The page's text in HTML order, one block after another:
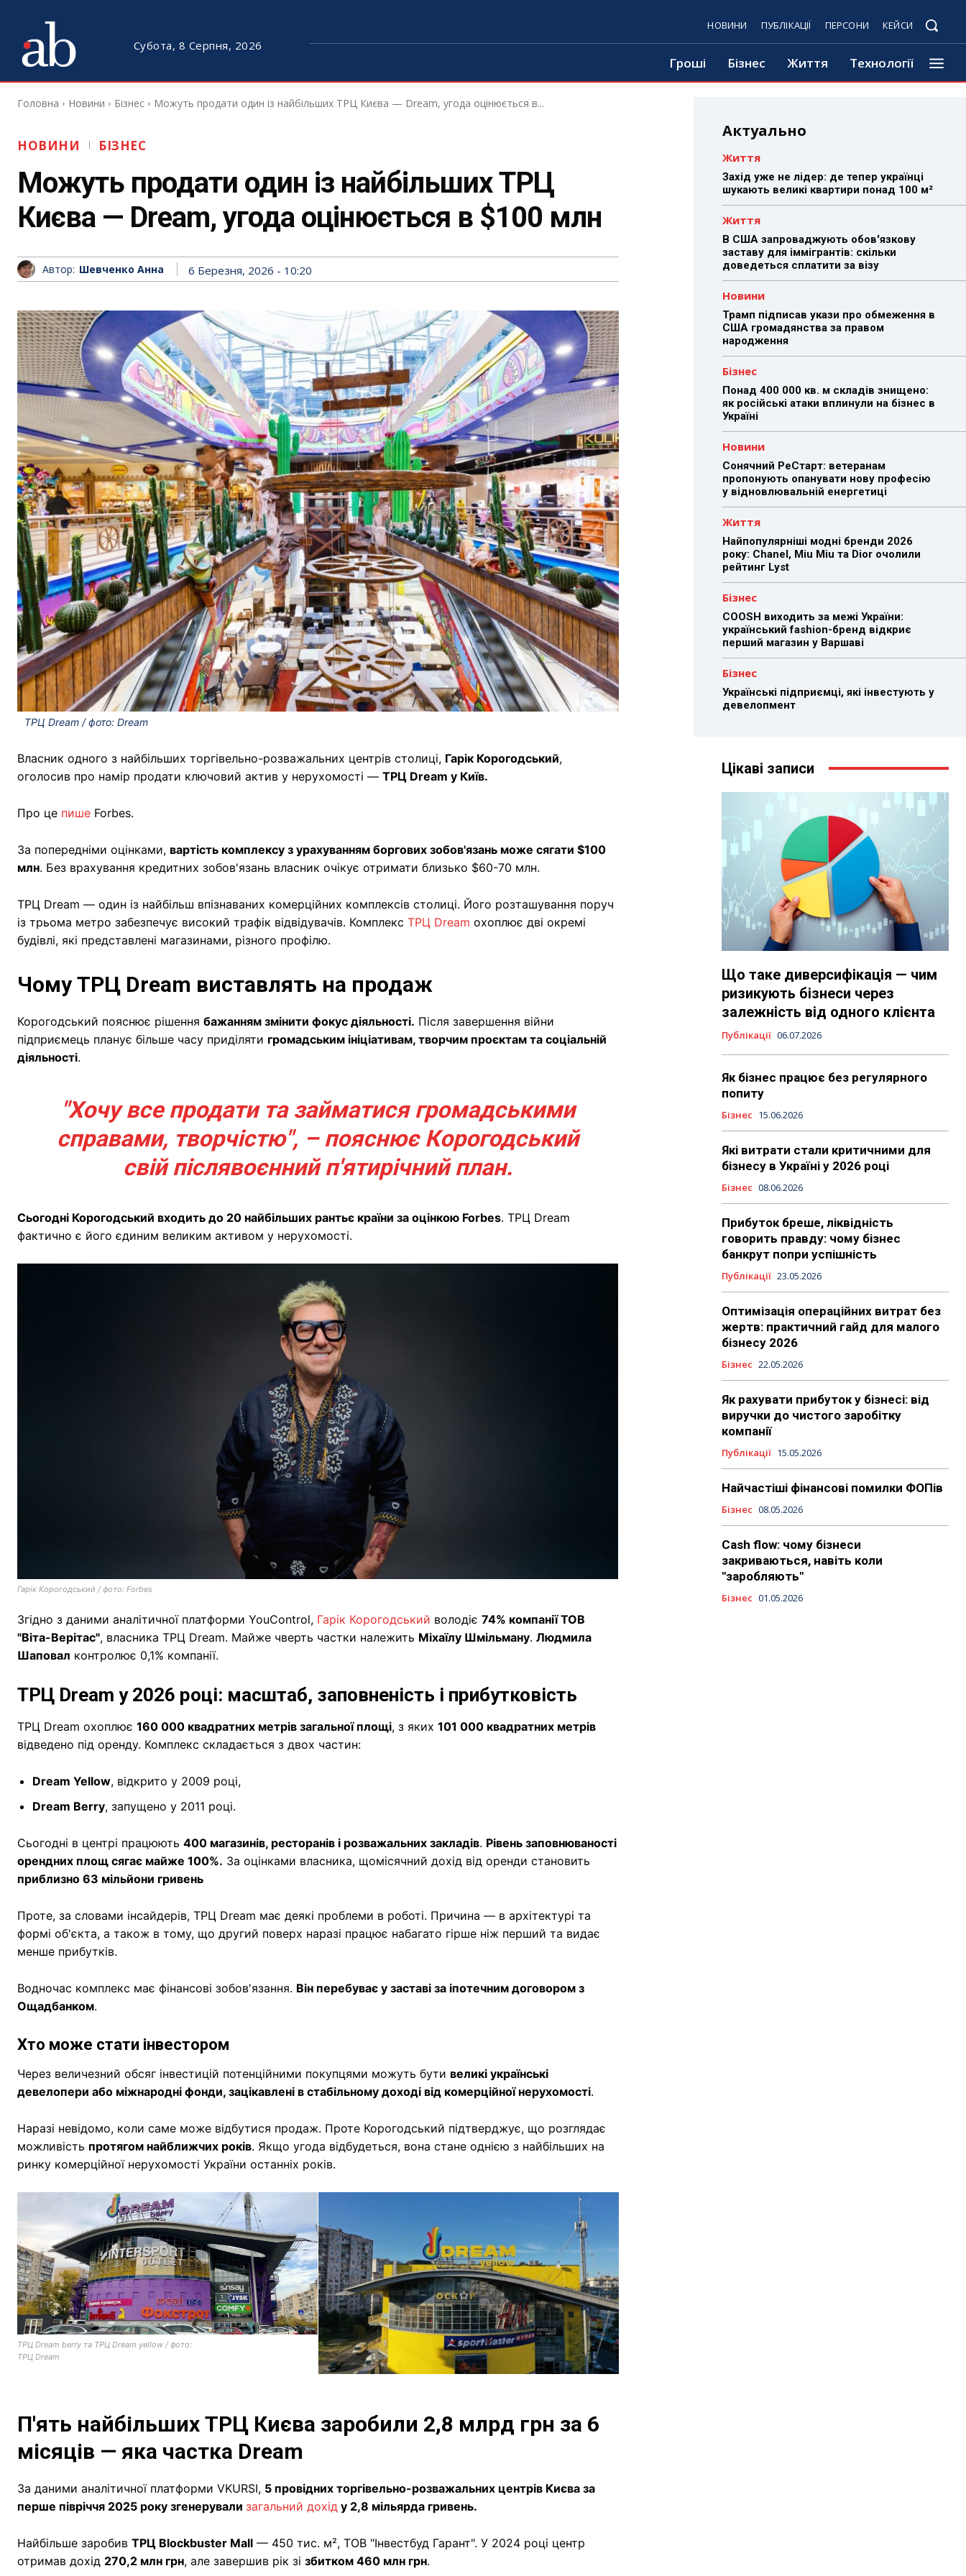
Субота, 8 Серпня, 2026
НОВИНИ ПУБЛІКАЦІЇ ПЕРСОНИ КЕЙСИ
Гроші Бізнес Життя Технології
Головна Новини Бізнес Можуть продати один із найбільших ТРЦ Києва — Dream, угода оцінюється в...
НОВИНИ БІЗНЕС
Можуть продати один із найбільших ТРЦ
Києва — Dream, угода оцінюється в $100 млн
Автор: Шевченко Анна 6 Березня, 2026 - 10:20
ТРЦ Dream / фото: Dream
Власник одного з найбільших торгівельно-розважальних центрів столиці, Гарік Корогодський,
оголосив про намір продати ключовий актив у нерухомості — ТРЦ Dream у Київ.
Про це пише Forbes.
За попередніми оцінками, вартість комплексу з урахуванням боргових зобов'язань може сягати $100
млн. Без врахування кредитних зобов'язань власник очікує отримати близько $60-70 млн.
ТРЦ Dream — один із найбільш впізнаваних комерційних комплексів столиці. Його розташування поруч
із трьома метро забезпечує високий трафік відвідувачів. Комплекс ТРЦ Dream охоплює дві окремі
будівлі, які представлені магазинами, різного профілю.
Чому ТРЦ Dream виставлять на продаж
Корогодський пояснює рішення бажанням змінити фокус діяльності. Після завершення війни
підприємець планує більше часу приділяти громадським ініціативам, творчим проєктам та соціальній
діяльності.
"Хочу все продати та займатися громадськими
справами, творчістю", – пояснює Корогодський
свій післявоєнний п'ятирічний план.
Сьогодні Корогодський входить до 20 найбільших рантьє країни за оцінкою Forbes. ТРЦ Dream
фактично є його єдиним великим активом у нерухомості.
Гарік Корогодський / фото: Forbes
Згідно з даними аналітичної платформи YouControl, Гарік Корогодський володіє 74% компанії ТОВ
"Віта-Верітас", власника ТРЦ Dream. Майже чверть частки належить Міхаїлу Шмільману. Людмила
Шаповал контролює 0,1% компанії.
ТРЦ Dream у 2026 році: масштаб, заповненість і прибутковість
ТРЦ Dream охоплює 160 000 квадратних метрів загальної площі, з яких 101 000 квадратних метрів
відведено під оренду. Комплекс складається з двох частин:
Dream Yellow, відкрито у 2009 році,
Dream Berry, запущено у 2011 році.
Сьогодні в центрі працюють 400 магазинів, ресторанів і розважальних закладів. Рівень заповнюваності
орендних площ сягає майже 100%. За оцінками власника, щомісячний дохід від оренди становить
приблизно 63 мільйони гривень
Проте, за словами інсайдерів, ТРЦ Dream має деякі проблеми в роботі. Причина — в архітектурі та
формі об'єкта, а також в тому, що другий поверх наразі працює набагато гірше ніж перший та видає
менше прибутків.
Водночас комплекс має фінансові зобов'язання. Він перебуває у заставі за іпотечним договором з
Ощадбанком.
Хто може стати інвестором
Через величезний обсяг інвестицій потенційними покупцями можуть бути великі українські
девелопери або міжнародні фонди, зацікавлені в стабільному доході від комерційної нерухомості.
Наразі невідомо, коли саме може відбутися продаж. Проте Корогодський підтверджує, що розглядає
можливість протягом найближчих років. Якщо угода відбудеться, вона стане однією з найбільших на
ринку комерційної нерухомості України останніх років.
ТРЦ Dream berry та ТРЦ Dream yellow / фото:
ТРЦ Dream
П'ять найбільших ТРЦ Києва заробили 2,8 млрд грн за 6
місяців — яка частка Dream
За даними аналітичної платформи VKURSI, 5 провідних торгівельно-розважальних центрів Києва за
перше півріччя 2025 року згенерували загальний дохід у 2,8 мільярда гривень.
Найбільше заробив ТРЦ Blockbuster Mall — 450 тис. м², ТОВ "Інвестбуд Гарант". У 2024 році центр
отримав дохід 270,2 млн грн, але завершив рік зі збитком 460 млн грн.
Актуально
Життя
Захід уже не лідер: де тепер українці
шукають великі квартири понад 100 м²
Життя
В США запроваджують обов'язкову
заставу для іммігрантів: скільки
доведеться сплатити за візу
Новини
Трамп підписав укази про обмеження в
США громадянства за правом
народження
Бізнес
Понад 400 000 кв. м складів знищено:
як російські атаки вплинули на бізнес в
Україні
Новини
Сонячний РеСтарт: ветеранам
пропонують опанувати нову професію
у відновлювальній енергетиці
Життя
Найпопулярніші модні бренди 2026
року: Chanel, Miu Miu та Dior очолили
рейтинг Lyst
Бізнес
COOSH виходить за межі України:
український fashion-бренд відкриє
перший магазин у Варшаві
Бізнес
Українські підприємці, які інвестують у
девелопмент
Цікаві записи
Що таке диверсифікація — чим
ризикують бізнеси через
залежність від одного клієнта
Публікації 06.07.2026
Як бізнес працює без регулярного
попиту
Бізнес 15.06.2026
Які витрати стали критичними для
бізнесу в Україні у 2026 році
Бізнес 08.06.2026
Прибуток бреше, ліквідність
говорить правду: чому бізнес
банкрут попри успішність
Публікації 23.05.2026
Оптимізація операційних витрат без
жертв: практичний гайд для малого
бізнесу 2026
Бізнес 22.05.2026
Як рахувати прибуток у бізнесі: від
виручки до чистого заробітку
компанії
Публікації 15.05.2026
Найчастіші фінансові помилки ФОПів
Бізнес 08.05.2026
Cash flow: чому бізнеси
закриваються, навіть коли
"заробляють"
Бізнес 01.05.2026